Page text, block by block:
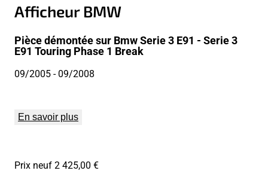
Afficheur BMW
Pièce démontée sur Bmw Serie 3 E91 - Serie 3
E91 Touring Phase 1 Break
09/2005- 09/2008
En savoir plus
Prix neuf 2 425,00 €